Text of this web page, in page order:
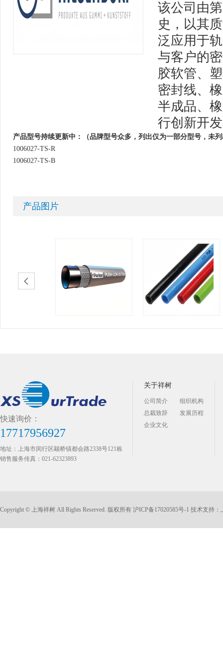
该公司由
史，以其
泛应用于
与客户的
胶软管、
密封线、
半成品、
行创新开
产品型号持续更新中：（品牌型号众多，列出仅为一部分型号，未
1006027-TS-R
1006027-TS-B
产品图片
快速询价：
17717956927
地址：上海市闵行区颛桥镇都会路2338号121栋
销售服务传真：021-62323893
关于祥树
公司简介
组织机构
总裁致辞
发展历程
企业文化
Copyright © 上海祥树 All Rights Reserved. 版权所有 沪ICP备17020585号-1 技术支持：